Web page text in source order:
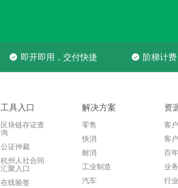
即开即用，交付快捷 阶梯计
工具入口
区块链存证查
询
公证仲裁
杭州人社合同
汇聚入口
在线验签
解决方案
零售
快消
耐消
工业制造
汽车
资
客
客
百
业
行